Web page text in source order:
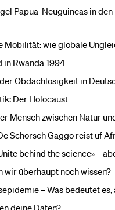
Papua-Neuguineas in
Mobilität: wie globale
in Rwanda 1994
Obdachlosigkeit in
Der Holocaust
Mensch zwischen Natur
Schorsch Gaggo reist uf
behind the science» –
wir überhaupt noch wissen?
– Was bedeutet es,
deine Daten?